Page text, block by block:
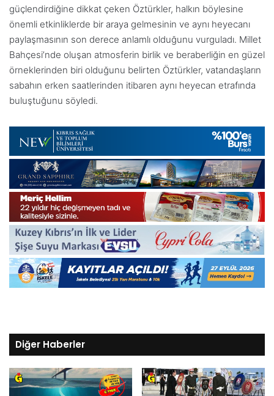
güçlendirdiğine dikkat çeken Öztürkler, halkın böylesine
önemli etkinliklerde bir araya gelmesinin ve aynı heyecanı
paylaşmasının son derece anlamlı olduğunu vurguladı. Millet
Bahçesi’nde oluşan atmosferin birlik ve beraberliğin en güzel
örneklerinden biri olduğunu belirten Öztürkler, vatandaşların
sabahın erken saatlerinden itibaren aynı heyecan etrafında
buluştuğunu söyledi.
Diğer Haberler